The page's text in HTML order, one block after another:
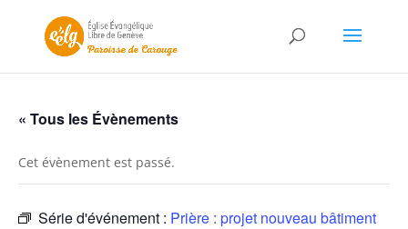
« Tous les Évènements
Cet évènement est passé.
Série d'événement : Prière : projet nouveau bâtiment